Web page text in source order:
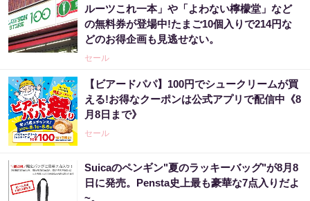
ルーツこれ一本」や「よわない檸檬堂」など
の無料券が登場中!たまご10個入りで214円な
どのお得企画も見逃せない。
セール
【ビアードパパ】100円でシュークリームが買
える!お得なクーポンは公式アプリで配信中《8
月8日まで》
セール
Suicaのペンギン"夏のラッキーバッグ"が8月8
日に発売。Pensta史上最も豪華な7点入りだよ
~。